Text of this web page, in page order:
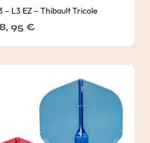
– L3 EZ – Thibault Tricole
8, 95 €